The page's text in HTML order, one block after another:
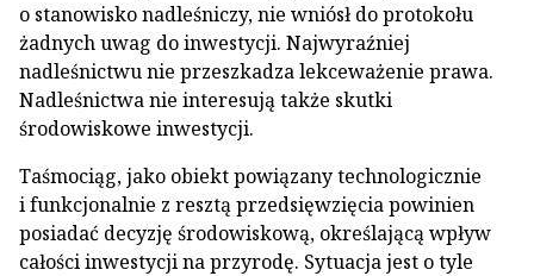
o stanowisko nadleśniczy, nie wniósł do protokołu
żadnych uwag do inwestycji. Najwyraźniej
nadleśnictwu nie przeszkadza lekceważenie prawa.
Nadleśnictwa nie interesują także skutki
środowiskowe inwestycji.
Taśmociąg, jako obiekt powiązany technologicznie
i funkcjonalnie z resztą przedsięwzięcia powinien
posiadać decyzję środowiskową, określającą wpływ
całości inwestycji na przyrodę. Sytuacja jest o tyle